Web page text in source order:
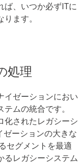
ば、いつか必ずITに
ます。
処理
イゼーションにおい
ムの統合です。
化されたレガシーシ
ゼーションの大きな
セグメントを最適
るレガシーシステム